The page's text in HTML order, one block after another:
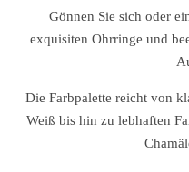
Gönnen Sie sich oder
exquisiten Ohrringe und
Die Farbpalette reicht von
Weiß bis hin zu lebhaften